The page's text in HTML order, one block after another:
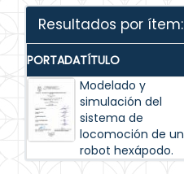
Resultados por ítem:
PORTADATÍTULO
Modelado y
simulación del
sistema de
locomoción de un
robot hexápodo.